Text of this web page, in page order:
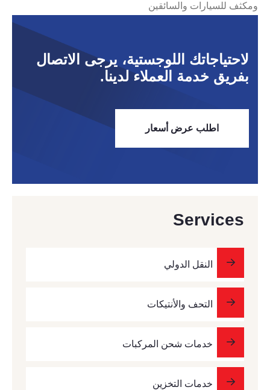
ومكثف للسيارات والسائقين
لاحتياجاتك اللوجستية، يرجى الاتصال
بفريق خدمة العملاء لدينا.
اطلب عرض أسعار
Services
النقل الدولي
التحف والأنتيكات
خدمات شحن المركبات
خدمات التخزين